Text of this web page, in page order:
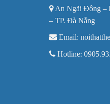
An Ngãi Đông –
– TP. Đà Nẵng
Email:
Hotline: